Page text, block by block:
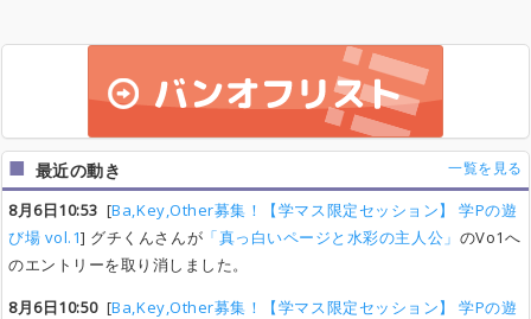
最近の動き 一覧を見る
8月6日10:53 [Ba,Key,Other募集！【学マス限定セッション】 学Pの遊
び場 vol.1] グチくんさんが 「真っ白いページと水彩の主人公」 のVo1へ
のエントリーを取り消しました。
8月6日10:50[Ba,Key,Other募集！【学マス限定セッション】 学Pの遊